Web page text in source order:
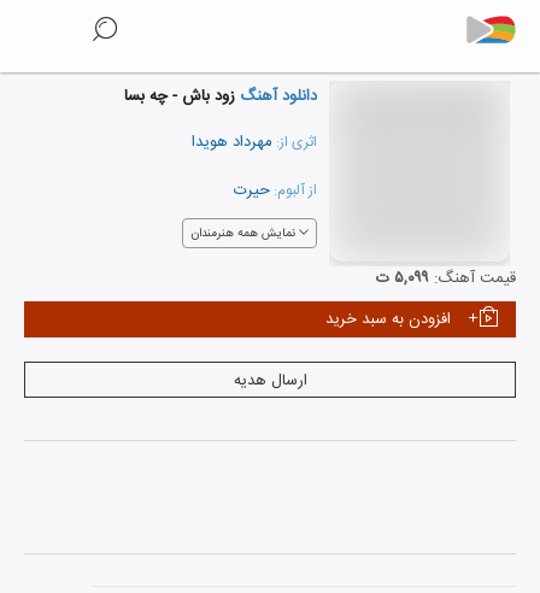
دانلود آهنگ زود باش - چه بسا
اثری از: مهرداد هویدا
از آلبوم: حیرت
نمایش همه هنرمندان
قیمت آهنگ: ۵,۰۹۹ ت
افزودن به سبد خرید
ارسال هدیه